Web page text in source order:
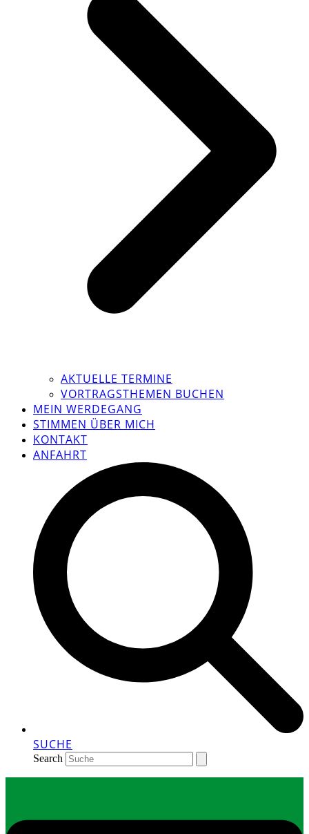
AKTUELLE TERMINE
VORTRAGSTHEMEN BUCHEN
MEIN WERDEGANG
STIMMEN ÜBER MICH
KONTAKT
ANFAHRT
SUCHE
Search